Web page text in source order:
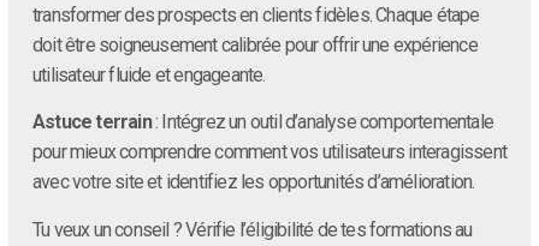
transformer des prospects en clients fidèles. Chaque étape
doit être soigneusement calibrée pour offrir une expérience
utilisateur fluide et engageante.
Astuce terrain: Intégrez un outil d’analyse comportementale
pour mieux comprendre comment vos utilisateurs interagissent
avec votre site et identifiez les opportunités d’amélioration.
Tu veux un conseil ? Vérifie l’éligibilité de tes formations au